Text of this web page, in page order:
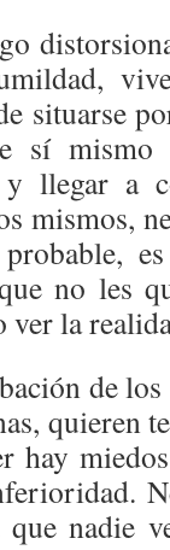
situarse
sí mismo
llegar a
mismos,
no les
ver la
de
quieren
hay
nadie